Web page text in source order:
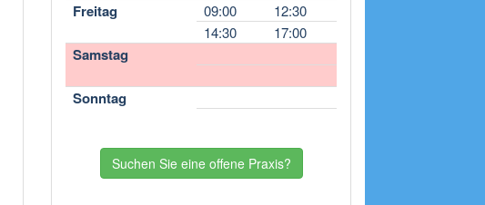
Freitag 09:00
12:30
14:30
17:00
Samstag
Sonntag
Suchen Sie eine offene Praxis?